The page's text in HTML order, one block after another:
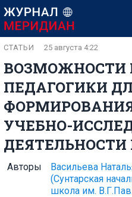
ВОЗМОЖНОСТИ
ПЕДАГОГИКИ
УЧЕБНО-
СТАТЬИ 25 августа 4:22
Авторы
Васильева
(Сунтарская
школа им.